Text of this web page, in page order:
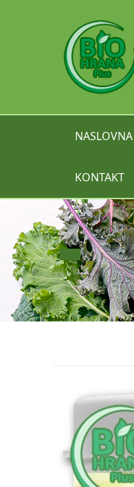
NASLOVNA
KONTAKT